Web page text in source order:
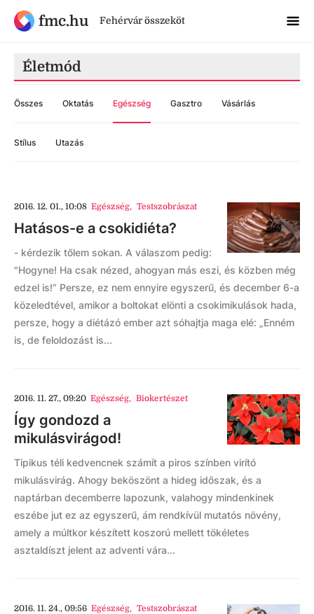
fmc.hu Fehérvár összeköt
Életmód
Összes Oktatás Egészség Gasztro Vásárlás
Stílus Utazás
2016. 12. 01., 10:08 Egészség, Testszobrászat
Hatásos-e a csokidiéta?
- kérdezik tőlem sokan. A válaszom pedig:
"Hogyne! Ha csak nézed, ahogyan más eszi, és közben még
edzel is!” Persze, ez nem ennyire egyszerű, és december 6-a
közeledtével, amikor a boltokat elönti a csokimikulások hada,
persze, hogy a diétázó ember azt sóhajtja maga elé: „Enném
is, de feloldozást is...
2016. 11. 27., 09:20 Egészség, Biokertészet
Így gondozd a
mikulásvirágod!
Tipikus téli kedvencnek számít a piros színben virító
mikulásvirág. Ahogy beköszönt a hideg időszak, és a
naptárban decemberre lapozunk, valahogy mindenkinek
eszébe jut ez az egyszerű, ám rendkívül mutatós növény,
amely a múltkor készített koszorú mellett tökéletes
asztaldíszt jelent az adventi vára...
2016. 11. 24., 09:56 Egészség, Testszobrászat